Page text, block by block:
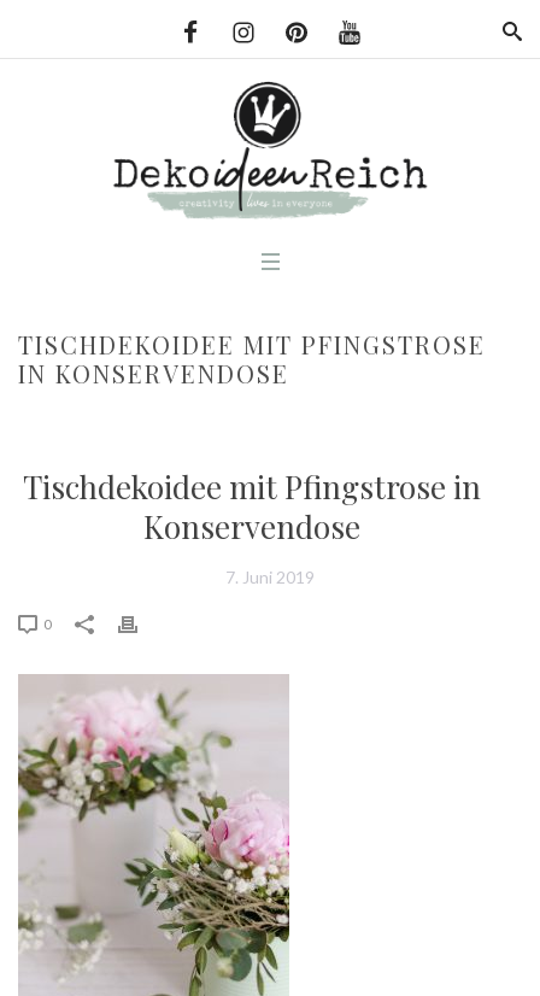
TISCHDEKOIDEE MIT PFINGSTROSE
IN KONSERVENDOSE
Tischdekoidee mit Pfingstrose in
Konservendose
7. Juni 2019
0